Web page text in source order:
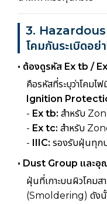
3. Hazardous
โคมกันระเบิดอย่
• ต้องดูรหัส Ex tb /
คือรหัสที่ระบุว่าโคมไฟ
Ignition
- Ex tb: สำหรับ
- Ex tc: สำหรับ
- IIIC: รองรับฝุ่นทุก
• Dust Group และอุ
ฝุ่นที่เกาะบนผิวโคมส
(Smoldering) ดังนั้